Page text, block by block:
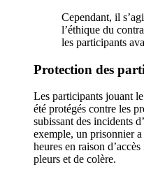
Cependant, il
l’éthique du
les participants
Protection des
Les participants jouant
été protégés contre les
subissant des incidents
exemple, un prisonnier
heures en raison
pleurs et de colère.